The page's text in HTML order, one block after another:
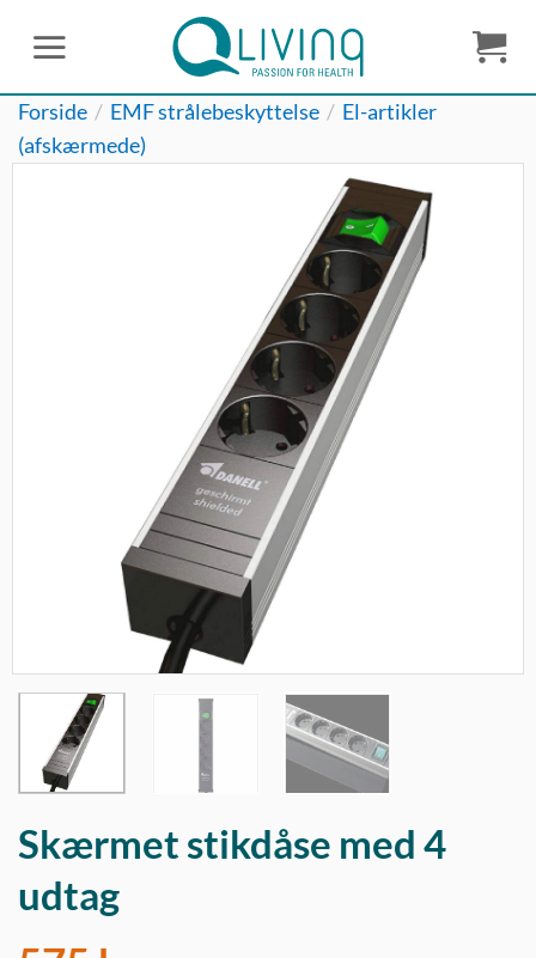
Forside / EMF strålebeskyttelse / El-artikler
(afskærmede)
Skærmet stikdåse med 4
udtag